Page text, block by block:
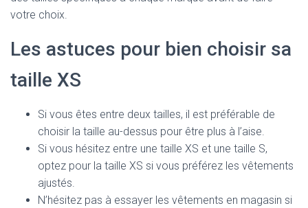
votre choix.
Les astuces pour bien choisir sa
taille XS
Si vous êtes entre deux tailles, il est préférable de
choisir la taille au-dessus pour être plus à l’aise.
Si vous hésitez entre une taille XS et une taille S,
optez pour la taille XS si vous préférez les vêtements
ajustés.
N’hésitez pas à essayer les vêtements en magasin si